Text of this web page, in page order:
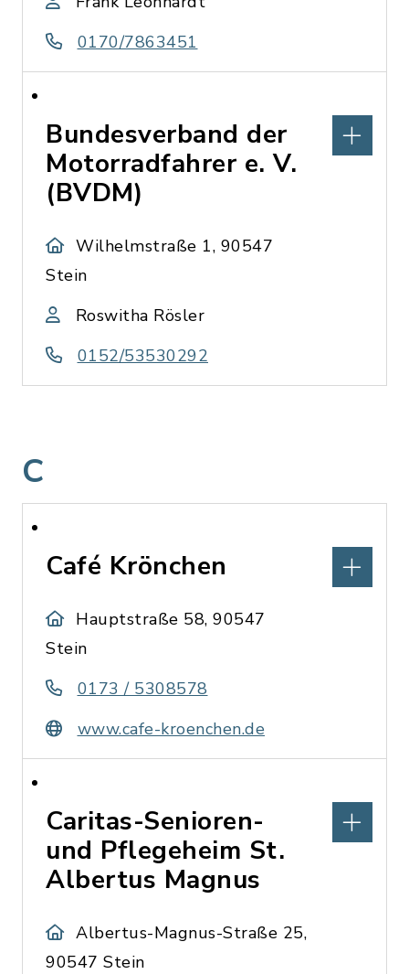
0170/7863451
Bundesverband der
Motorradfahrer e. V.
(BVDM)
Wilhelmstraße 1, 90547
Stein
Roswitha Rösler
0152/53530292
C
Café Krönchen
Hauptstraße 58, 90547
Stein
0173 / 5308578
www.cafe-kroenchen.de
Caritas-Senioren-
und Pflegeheim St.
Albertus Magnus
Albertus-Magnus-Straße 25,
90547 Stein